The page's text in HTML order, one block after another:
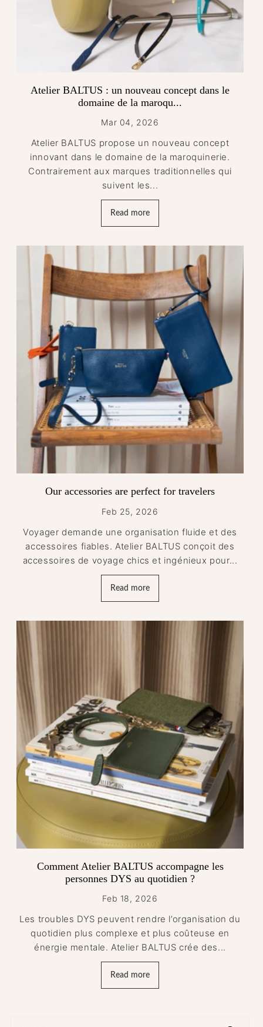
Atelier BALTUS : un nouveau concept dans le
domaine de la maroqu...
Mar 04, 2026
Atelier BALTUS propose un nouveau concept
innovant dans le domaine de la maroquinerie.
Contrairement aux marques traditionnelles qui
suivent les...
Read more
Our accessories are perfect for travelers
Feb 25, 2026
Voyager demande une organisation fluide et des
accessoires fiables. Atelier BALTUS conçoit des
accessoires de voyage chics et ingénieux pour...
Read more
Comment Atelier BALTUS accompagne les
personnes DYS au quotidien ?
Feb 18, 2026
Les troubles DYS peuvent rendre l’organisation du
quotidien plus complexe et plus coûteuse en
énergie mentale. Atelier BALTUS crée des...
Read more